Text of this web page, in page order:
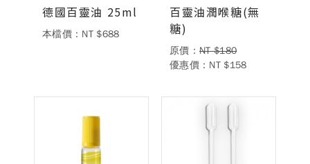
德國百靈油 25ml
本檔價：NT $688
百靈油潤喉糖(無
糖)
原價： NT $180
優惠價：NT $158